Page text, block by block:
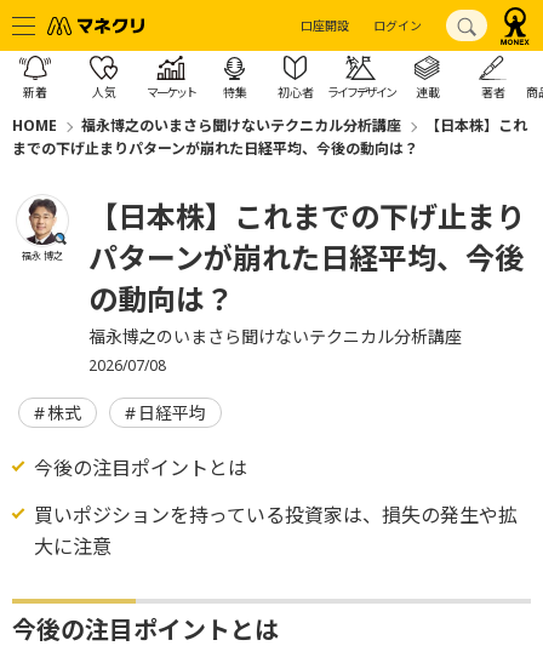
口座開設 ログイン
新着 人気 マーケット 特集 初心者 ライフデザイン 連載 著者 商
HOME 福永博之のいまさら聞けないテクニカル分析講座
【日本株】これ
までの下げ止まりパターンが崩れた日経平均、今後の動向は？
福永 博之
【日本株】これまでの下げ止まり
パターンが崩れた日経平均、今後
の動向は？
福永博之のいまさら聞けないテクニカル分析講座
2026/07/08
株式 日経平均
今後の注目ポイントとは
買いポジションを持っている投資家は、損失の発生や拡
大に注意
今後の注目ポイントとは